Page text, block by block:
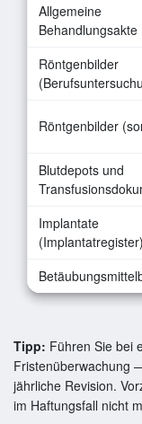
Allgemeine
Behandlungsakte
Röntgenbilder
Röntgenbilder
Blutdepots und
Implantate
(Implantatregister)
Tipp: Führen Sie bei
Fristenüberwachung
jährliche Revision.
im Haftungsfall nicht